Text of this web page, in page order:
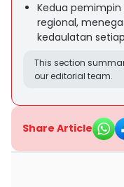
Kedua
regional,
kedaulatan
This section
our editorial team.
Share Article